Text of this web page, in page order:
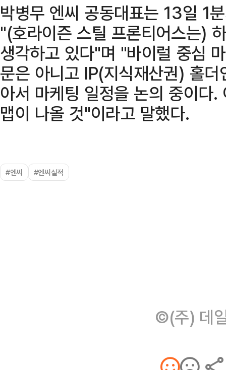
박병무 엔씨 공동대표는 13일 1
"(호라이즌 스틸 프론티어스는)
생각하고 있다"며 "바이럴 중심
문은 아니고 IP(지식재산권) 홀
아서 마케팅 일정을 논의 중이다
맵이 나올 것"이라고 말했다.
#엔씨 #엔씨실적
©(주) 데